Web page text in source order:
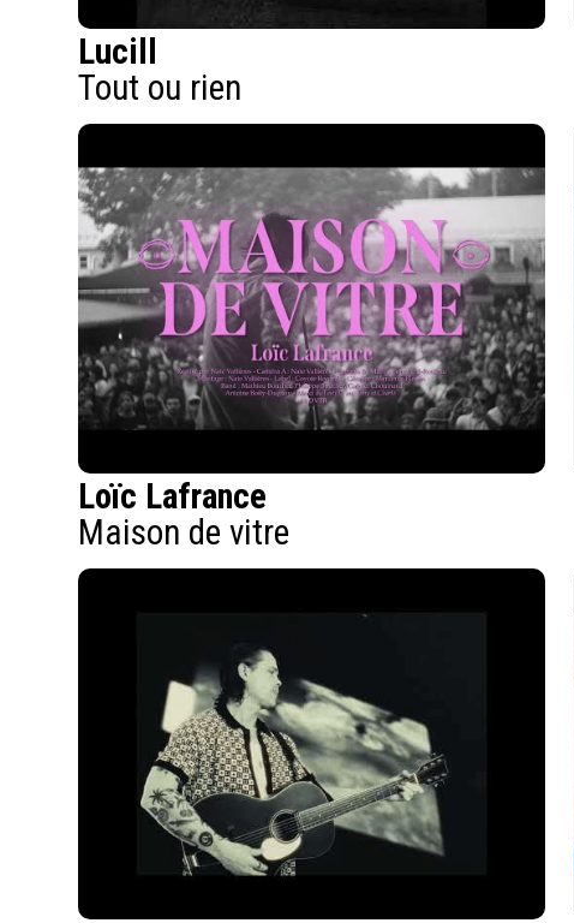
Lucill
Tout ou rien
Loïc Lafrance
Maison de vitre